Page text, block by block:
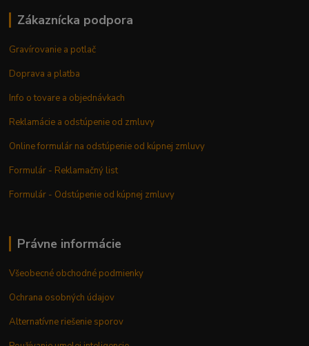
Zákaznícka podpora
Gravírovanie a potlač
Doprava a platba
Info o tovare a objednávkach
Reklamácie a odstúpenie od zmluvy
Online formulár na odstúpenie od kúpnej zmluvy
Formulár - Reklamačný list
Formulár - Odstúpenie od kúpnej zmluvy
Právne informácie
Všeobecné obchodné podmienky
Ochrana osobných údajov
Alternatívne riešenie sporov